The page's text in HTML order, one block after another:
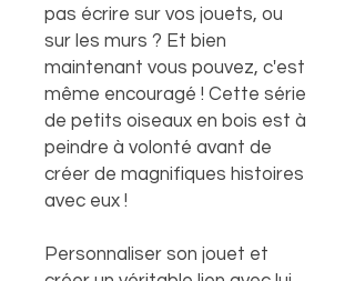
pas écrire sur vos jouets, ou
sur les murs ? Et bien
maintenant vous pouvez, c'est
même encouragé ! Cette série
de petits oiseaux en bois est à
peindre à volonté avant de
créer de magnifiques histoires
avec eux !
Personnaliser son jouet et